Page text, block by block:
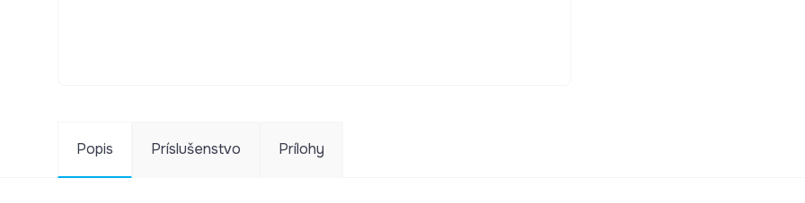
Popis Príslušenstvo Prílohy